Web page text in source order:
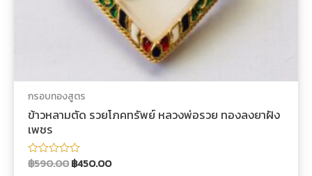
กรอบทองสูตร
ข้าวหลามตัด รวยโภคทรัพย์ หลวงพ่อรวย ทองลงยาฝัง
เพชร
ให้
฿590.00฿450.00